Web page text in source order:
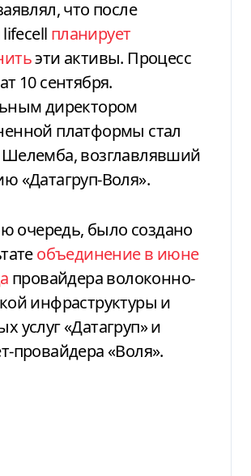
что после
планирует
эти активы. Процесс
10 сентября.
директором
платформы стал
возглавлявший
«Датагруп-Воля».
очередь, было создано
объединение в июне
провайдера волоконно-
инфраструктуры и
услуг «Датагруп» и
провайдера «Воля».